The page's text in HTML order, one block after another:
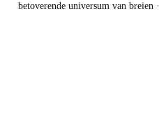
betoverende universum van breien ·